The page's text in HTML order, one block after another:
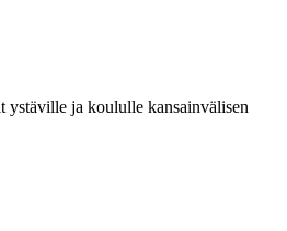
ystäville ja koululle kansainvälisen